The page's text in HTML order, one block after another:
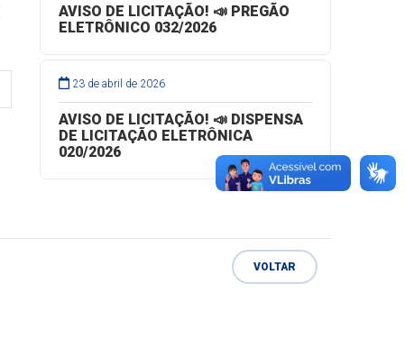
AVISO DE LICITAÇÃO! 📣 PREGÃO
ELETRÔNICO 032/2026
23 de abril de 2026
AVISO DE LICITAÇÃO! 📣 DISPENSA
DE LICITAÇÃO ELETRÔNICA
020/2026
VOLTAR